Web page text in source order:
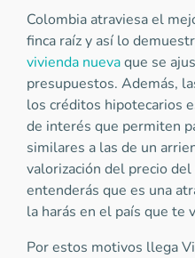
Colombia atraviesa el
finca raíz y así lo
vivienda nuevaque se
presupuestos. Además,
los créditos hipotecarios
de interés que permiten
similares a las de un
valorización del precio
entenderás que es una
la harás en el país que te
Por estos motivos llega